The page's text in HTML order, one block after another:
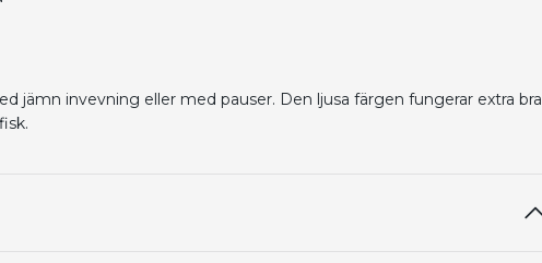
jämn invevning eller med pauser. Den ljusa färgen fungerar extra bra